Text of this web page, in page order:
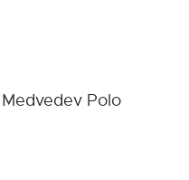
Polo